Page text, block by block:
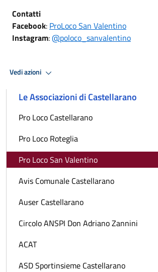
Contatti
Facebook: ProLoco San Valentino
Instagram:@poloco_sanvalentino
Vedi azioni
Le Associazioni di Castellarano
Pro Loco Castellarano
Pro Loco Roteglia
Pro Loco San Valentino
Avis Comunale Castellarano
Auser Castellarano
Circolo ANSPI Don Adriano Zannini
ACAT
ASD Sportinsieme Castellarano